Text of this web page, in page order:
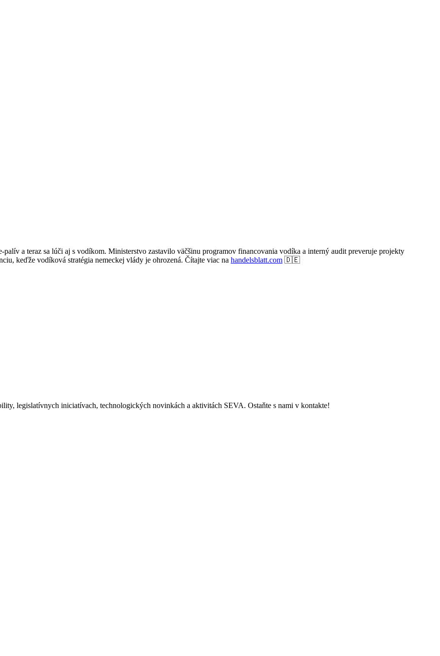
a teraz sa lúči aj s vodíkom. Ministerstvo zastavilo väčšinu programov financovania vodíka a interný audit preveruje projekty
keďže vodíková stratégia nemeckej vlády je ohrozená. Čítajte viac na handelsblatt.com 🇩🇪
legislatívnych iniciatívach, technologických novinkách a aktivitách SEVA. Ostaňte s nami v kontakte!